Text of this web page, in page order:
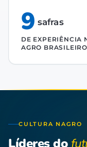
9 safras
DE EXPERIÊNCIA
AGRO BRASILEIRO
CULTURA NAGRO
Líderes do